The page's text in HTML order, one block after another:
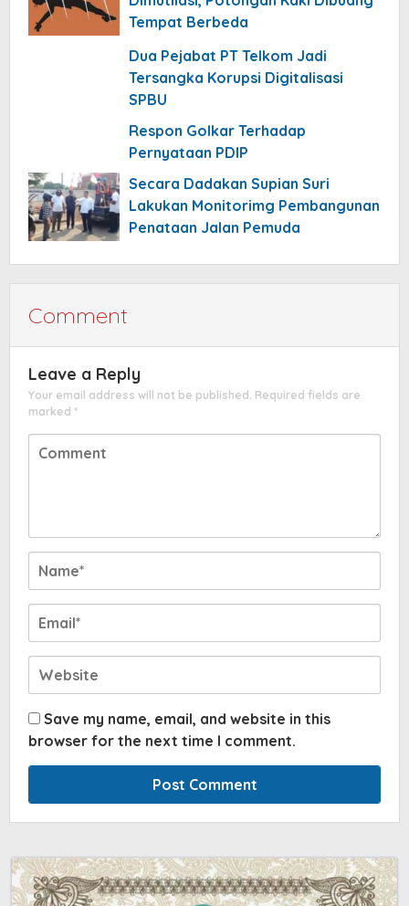
Tempat Berbeda
Dua Pejabat PT Telkom Jadi
Tersangka Korupsi Digitalisasi
SPBU
Respon Golkar Terhadap
Pernyataan PDIP
Secara Dadakan Supian Suri
Lakukan Monitorimg Pembangunan
Penataan Jalan Pemuda
Comment
Leave a Reply
Your email address will not be published. Required fields are
marked *
Save my name, email, and website in this
browser for the next time I comment.